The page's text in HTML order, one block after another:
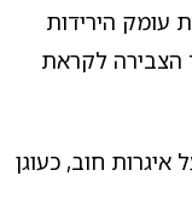
עומק הירידות
הצבירה לקראת
חוב, כעוגן